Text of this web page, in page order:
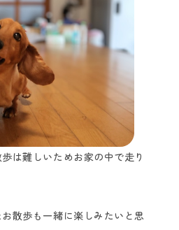
は難しいためお家の中で走り
散歩も一緒に楽しみたいと思